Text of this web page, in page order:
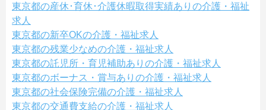
東京都の産休･育休･介護休暇取得実績ありの介護・福祉
求人
東京都の新卒OKの介護・福祉求人
東京都の残業少なめの介護・福祉求人
東京都の託児所・育児補助ありの介護・福祉求人
東京都のボーナス・賞与ありの介護・福祉求人
東京都の社会保険完備の介護・福祉求人
東京都の交通費支給の介護・福祉求人